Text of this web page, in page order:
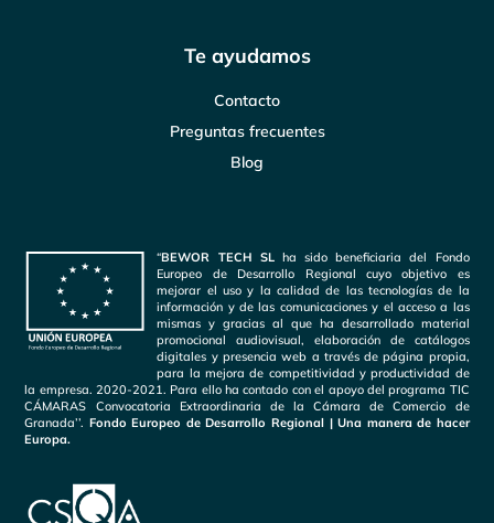
Te ayudamos
Contacto
Preguntas frecuentes
Blog
“BEWOR TECH SLha sido beneficiaria del Fondo
Europeo de Desarrollo Regional cuyo objetivo es
mejorar el uso y la calidad de las tecnologías de la
información y de las comunicaciones y el acceso a las
mismas y gracias al que ha desarrollado material
promocional audiovisual, elaboración de catálogos
digitales y presencia web a través de página propia,
para la mejora de competitividad y productividad de
la empresa. 2020-2021. Para ello ha contado con el apoyo del programa TIC
CÁMARAS Convocatoria Extraordinaria de la Cámara de Comercio de
Granada’’. Fondo Europeo de Desarrollo Regional | Una manera de hacer
Europa.